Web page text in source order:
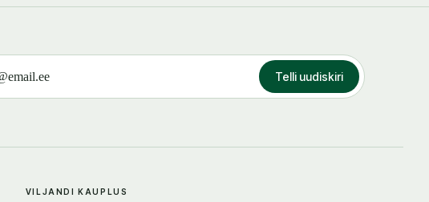
Telli uudiskiri
VILJANDI KAUPLUS